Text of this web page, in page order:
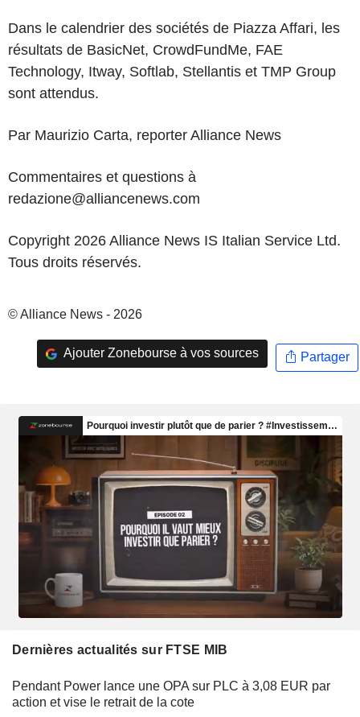
Dans le calendrier des sociétés de Piazza Affari, les
résultats de BasicNet, CrowdFundMe, FAE
Technology, Itway, Softlab, Stellantis et TMP Group
sont attendus.
Par Maurizio Carta, reporter Alliance News
Commentaires et questions à
redazione@alliancenews.com
Copyright 2026 Alliance News IS Italian Service Ltd.
Tous droits réservés.
© Alliance News - 2026
Ajouter Zonebourse à vos sources Partager
Dernières actualités sur FTSE MIB
Pendant Power lance une OPA sur PLC à 3,08 EUR par
action et vise le retrait de la cote